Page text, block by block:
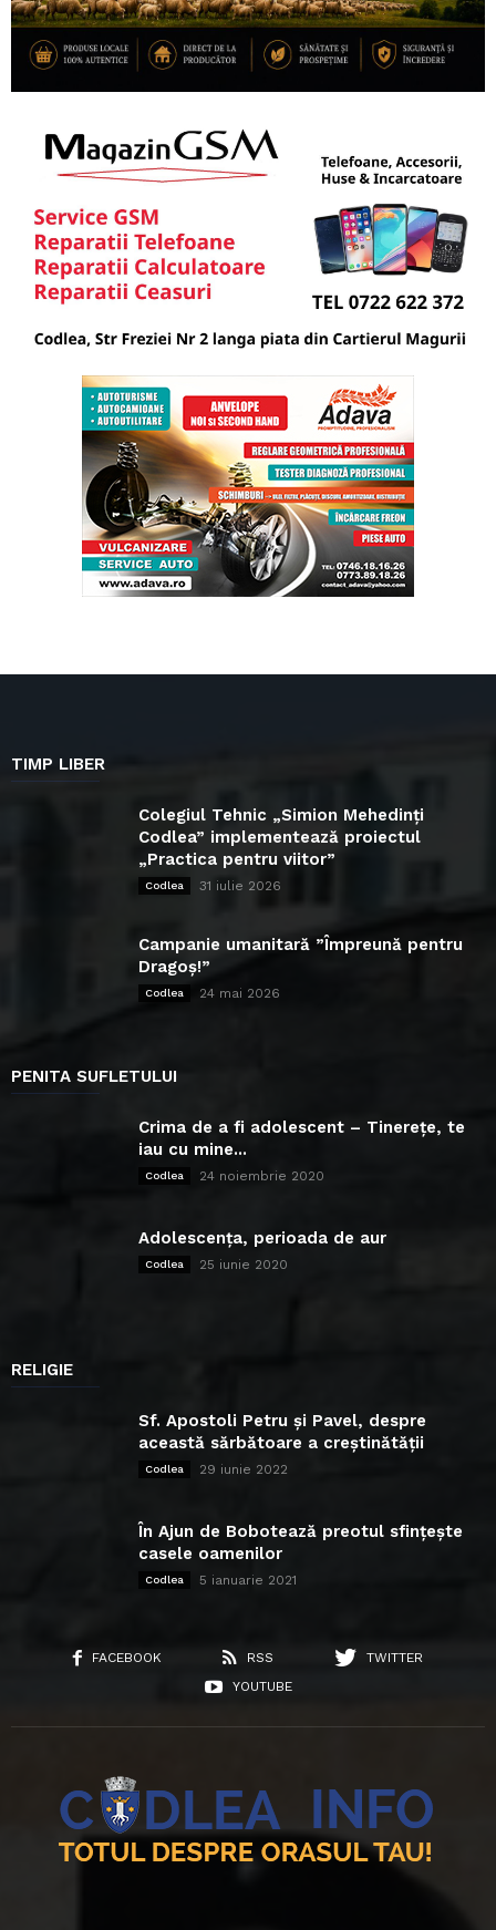
TIMP LIBER
Colegiul Tehnic „Simion Mehedinți
Codlea” implementează proiectul
„Practica pentru viitor”
Codlea 31 iulie 2026
Campanie umanitară ”Împreună pentru
Dragoș!”
Codlea 24 mai 2026
PENITA SUFLETULUI
Crima de a fi adolescent – Tinerețe, te
iau cu mine...
Codlea 24 noiembrie 2020
Adolescența, perioada de aur
Codlea 25 iunie 2020
RELIGIE
Sf. Apostoli Petru și Pavel, despre
această sărbătoare a creștinătății
Codlea 29 iunie 2022
În Ajun de Bobotează preotul sfințește
casele oamenilor
Codlea 5 ianuarie 2021
FACEBOOK RSS
TWITTER
YOUTUBE